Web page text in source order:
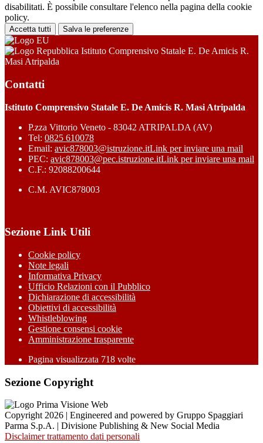
disabilitati. È possibile consultare l'elenco nella pagina della cookie
policy.
Accetta tutti Salva le preferenze
Istituto Comprensivo Statale E. De Amicis R.
Masi Atripalda
Contatti
Istituto Comprensivo Statale E. De Amicis R. Masi Atripalda
P.zza Vittorio Veneto - 83042 ATRIPALDA (AV)
Tel: 0825 610078
Email: avic878003@istruzione.itLink per inviare una mail
PEC: avic878003@pec.istruzione.itLink per inviare una mail
C.F.: 92088200644
C.M. AVIC878003
Sezione Link Utili
Cookie policy
Note legali
Informativa Privacy
Ufficio Relazioni con il Pubblico
Dichiarazione di accessibilità
Obiettivi di accessibilità
Whistleblowing
Gestione consensi cookie
Amministrazione trasparente
Pagina visualizzata 718 volte
Sezione Copyright
Copyright 2026 | Engineered and powered by Gruppo Spaggiari
Parma S.p.A. | Divisione Publishing & New Social Media
Disclaimer trattamento dati personali